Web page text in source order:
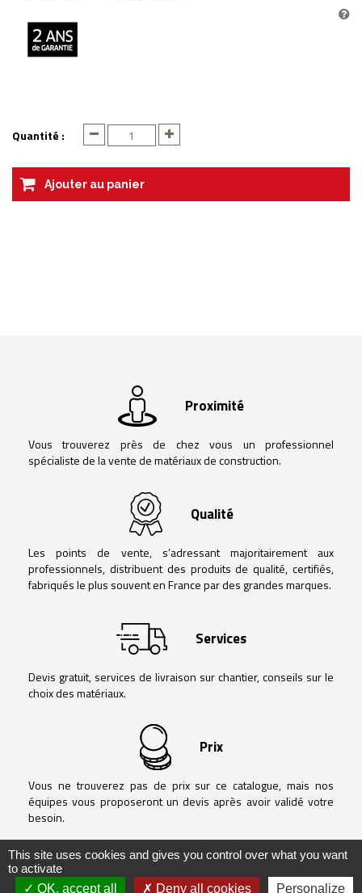
Quantité :
Ajouter au panier
Proximité
Vous trouverez près de chez vous un professionnel
spécialiste de la vente de matériaux de construction.
Qualité
Les points de vente, s’adressant majoritairement aux
professionnels, distribuent des produits de qualité, certifiés,
fabriqués le plus souvent en France par des grandes marques.
Services
Devis gratuit, services de livraison sur chantier, conseils sur le
choix des matériaux.
Prix
Vous ne trouverez pas de prix sur ce catalogue, mais nos
équipes vous proposeront un devis après avoir validé votre
besoin.
This site uses cookies and gives you control over what you want
to activate
OK, accept all
Deny all cookies Personalize